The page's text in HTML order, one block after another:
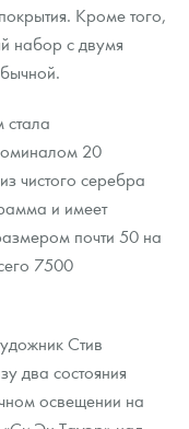
Кроме того,
набор с двумя
20
чистого серебра
и имеет
почти 50 на
7500
Стив
два состояния
освещении на